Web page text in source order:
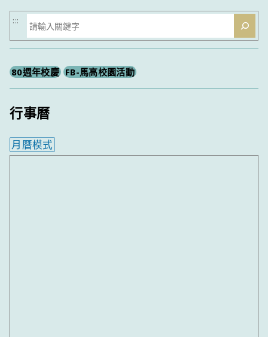
搜
尋
:::
80週年校慶 FB-馬高校園活動
行事曆
月曆模式